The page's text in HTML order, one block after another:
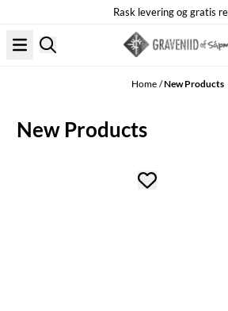
Rask levering og gratis
Home /New Products
New Products